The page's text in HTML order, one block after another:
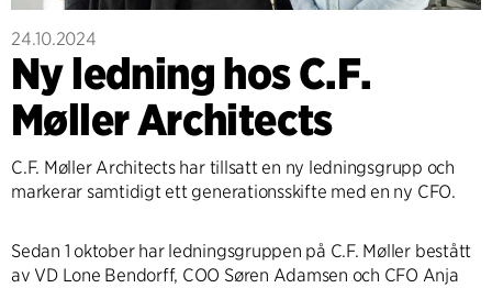
24.10.2024
Ny ledning hos C.F.
Møller Architects
C.F. Møller Architects har tillsatt en ny ledningsgrupp och
markerar samtidigt ett generationsskifte med en ny CFO.
Sedan 1 oktober har ledningsgruppen på C.F. Møller bestått
av VD Lone Bendorff, COO Søren Adamsen och CFO Anja